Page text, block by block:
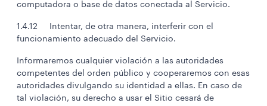
computadora o base de datos conectada al Servicio.
1.4.12 Intentar, de otra manera, interferir con el
funcionamiento adecuado del Servicio.
Informaremos cualquier violación a las autoridades
competentes del orden público y cooperaremos con esas
autoridades divulgando su identidad a ellas. En caso de
tal violación, su derecho a usar el Sitio cesará de